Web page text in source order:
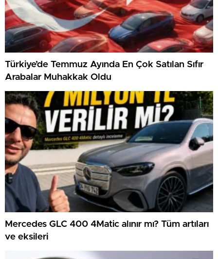
Türkiye’de Temmuz Ayında En Çok Satılan Sıfır
Arabalar Muhakkak Oldu
Mercedes GLC 400 4Matic alınır mı? Tüm artıları
ve eksileri